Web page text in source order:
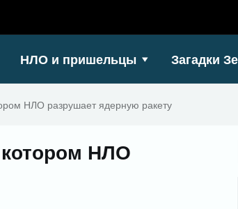
НЛО и пришельцы Загадки
НЛО разрушает ядерную ракету
НЛО